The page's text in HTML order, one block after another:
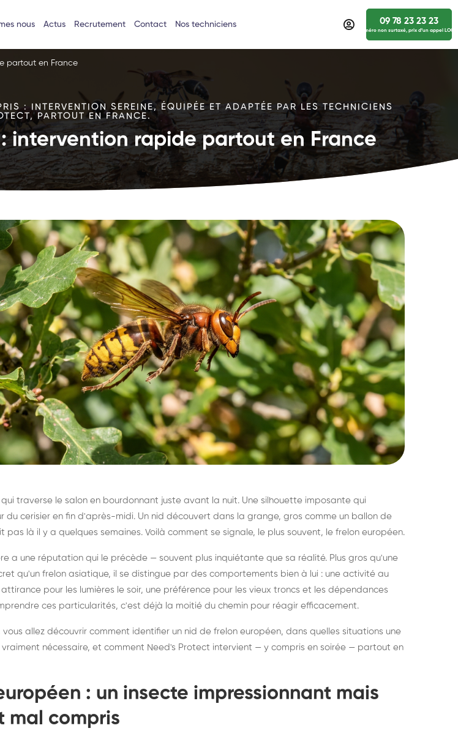
nous Actus Recrutement Contact Nos techniciens 09 78 23 23 23
numéro non surtaxé, prix d’un appel
partout en France
: INTERVENTION SEREINE, ÉQUIPÉE ET ADAPTÉE PAR LES TECHNICIENS
PARTOUT EN FRANCE.
intervention rapide partout en France
de nid de
:
partout en
Dératisation : éliminer
durablement rats et
souris, partout en France
qui traverse le salon en bourdonnant juste avant la nuit. Une silhouette imposante qui
du cerisier en fin d'après-midi. Un nid découvert dans la grange, gros comme un ballon de
pas là il y a quelques semaines. Voilà comment se signale, le plus souvent, le frelon européen.
a une réputation qui le précède — souvent plus inquiétante que sa réalité. Plus gros qu'une
qu'un frelon asiatique, il se distingue par des comportements bien à lui : une activité au
attirance pour les lumières le soir, une préférence pour les vieux troncs et les dépendances
ces particularités, c'est déjà la moitié du chemin pour réagir efficacement.
allez découvrir comment identifier un nid de frelon européen, dans quelles situations une
nécessaire, et comment Need's Protect intervient — y compris en soirée — partout en
: un insecte impressionnant mais
mal compris